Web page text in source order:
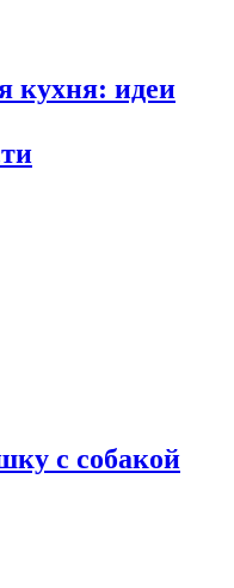
кухня: идеи
с собакой